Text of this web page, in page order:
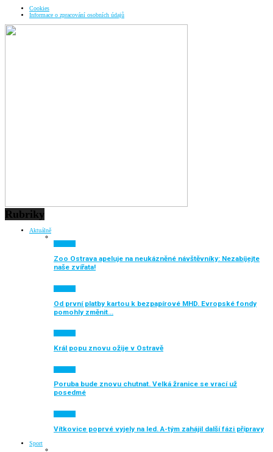
Cookies
Informace o zpracování osobních údajů
Rubriky
Aktuálně
Zoo Ostrava apeluje na neukázněné návštěvníky: Nezabíjejte
naše zvířata!
Od první platby kartou k bezpapírové MHD. Evropské fondy
pomohly změnit…
Král popu znovu ožije v Ostravě
Poruba bude znovu chutnat. Velká žranice se vrací už
posedmé
Vítkovice poprvé vyjely na led. A-tým zahájil další fázi přípravy
Sport